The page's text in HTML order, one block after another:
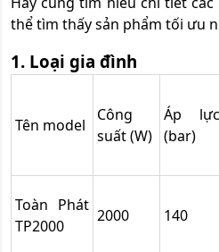
thể tìm thấy sản phẩm tối ưu
1. Loại gia đình
Tên model
Công
suất (W)
Áp lực
(bar)
Toàn Phát
TP2000
2000 140